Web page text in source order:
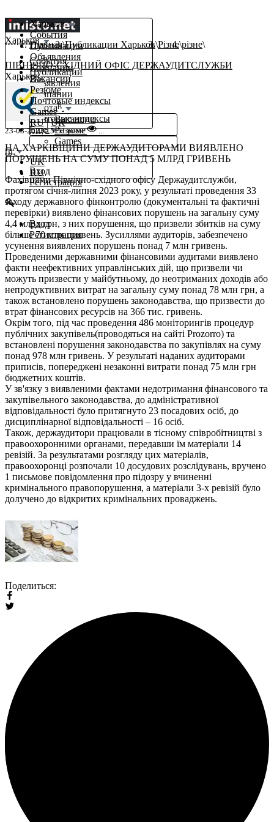
Харьков
События
Публикации
Объявления
Компании
Вакансии
Резюме
Почтовые индексы
Games
RU|UK
Харьков
События
Публикации
Объявления
Компании
Работаβ
Вакансии
Резюме
Почтовые индексы
Еще
Games
ru
UK
RU
Вход
Регистрация
Вход
Регистрация
Главная Публикации Харьков Різне різне
ПІВНІЧНО-СХІДНИЙ ОФІС ДЕРЖАУДИТСЛУЖБИ
Харьков,
23-08-2023 15:51різне ...
НА ХАРКІВЩИНИ ДЕРЖАУДИТОРАМИ ВИЯВЛЕНО
ПОРУШЕНЬ НА СУМУ ПОНАД 5 МЛРД ГРИВЕНЬ
Фахівцями Північно-східного офісу Держаудитслужби,
протягом січня-липня 2023 року, у результаті проведення 33
заходу державного фінконтролю (документальні та фактичні
перевірки) виявлено фінансових порушень на загальну суму
4,4 млрд грн, з них порушення, що призвели збитків на суму
більше 70 млн гривень. Зусиллями аудиторів, забезпечено
усунення виявлених порушень понад 7 млн гривень.
Проведеними державними фінансовими аудитами виявлено
факти неефективних управлінських дій, що призвели чи
можуть призвести у майбутньому, до неотриманих доходів або
непродуктивних витрат на загальну суму понад 78 млн грн, а
також встановлено порушень законодавства, що призвести до
втрат фінансових ресурсів на 366 тис. гривень.
Окрім того, під час проведення 486 моніторингів процедур
публічних закупівель(проводяться на сайті Prozorro) та
встановлені порушення законодавства по закупівлях на суму
понад 978 млн гривень. У результаті наданих аудиторами
приписів, попереджені незаконні витрати понад 75 млн грн
бюджетних коштів.
У зв'язку з виявленими фактами недотримання фінансового та
закупівельного законодавства, до адміністративної
відповідальності було притягнуто 23 посадових осіб, до
дисциплінарної відповідальності – 16 осіб.
Також, держаудитори працювали в тісному співробітництві з
правоохоронними органами, передавши їм матеріали 14
ревізій. За результатами розгляду цих матеріалів,
правоохоронці розпочали 10 досудових розслідувань, вручено
1 письмове повідомлення про підозру у вчиненні
кримінального правопорушення, а матеріали 3-х ревізій було
долучено до відкритих кримінальних проваджень.
Поделиться: